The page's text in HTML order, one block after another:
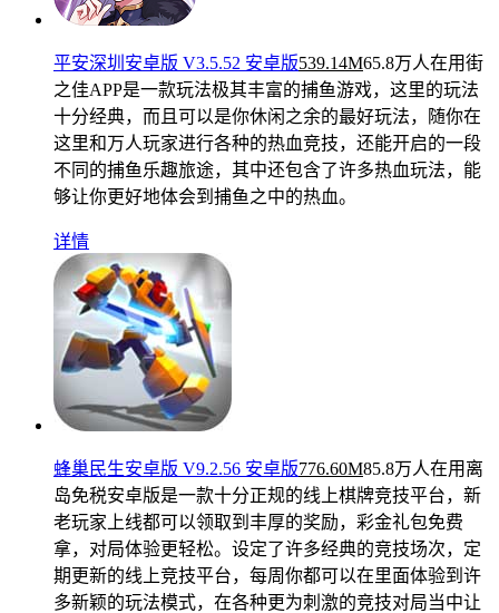
平安深圳安卓版 V3.5.52 安卓版539.14M65.8万人在用街
之佳APP是一款玩法极其丰富的捕鱼游戏，这里的玩法
十分经典，而且可以是你休闲之余的最好玩法，随你在
这里和万人玩家进行各种的热血竞技，还能开启的一段
不同的捕鱼乐趣旅途，其中还包含了许多热血玩法，能
够让你更好地体会到捕鱼之中的热血。
详情
蜂巢民生安卓版 V9.2.56 安卓版776.60M85.8万人在用 离
岛免税安卓版是一款十分正规的线上棋牌竞技平台，新
老玩家上线都可以领取到丰厚的奖励，彩金礼包免费
拿，对局体验更轻松。设定了许多经典的竞技场次，定
期更新的线上竞技平台，每周你都可以在里面体验到许
多新颖的玩法模式，在各种更为刺激的竞技对局当中让